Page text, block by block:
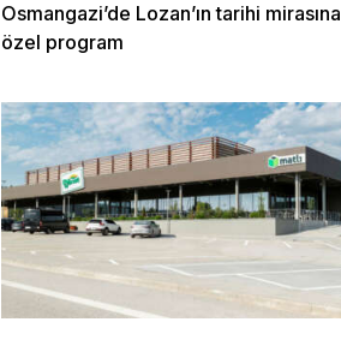
Osmangazi’de Lozan’ın tarihi mirasına
özel program